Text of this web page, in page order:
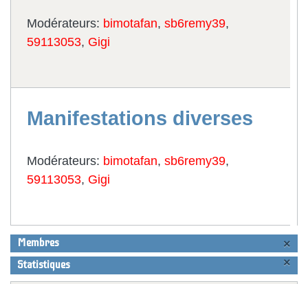
Modérateurs: bimotafan,sb6remy39,
59113053, Gigi
Manifestations diverses
Modérateurs: bimotafan,sb6remy39,
59113053, Gigi
×
Membres
×
Statistiques